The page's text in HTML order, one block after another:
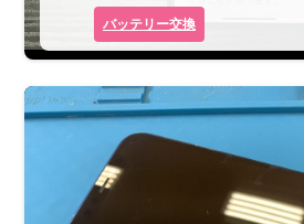
バッテリー交換